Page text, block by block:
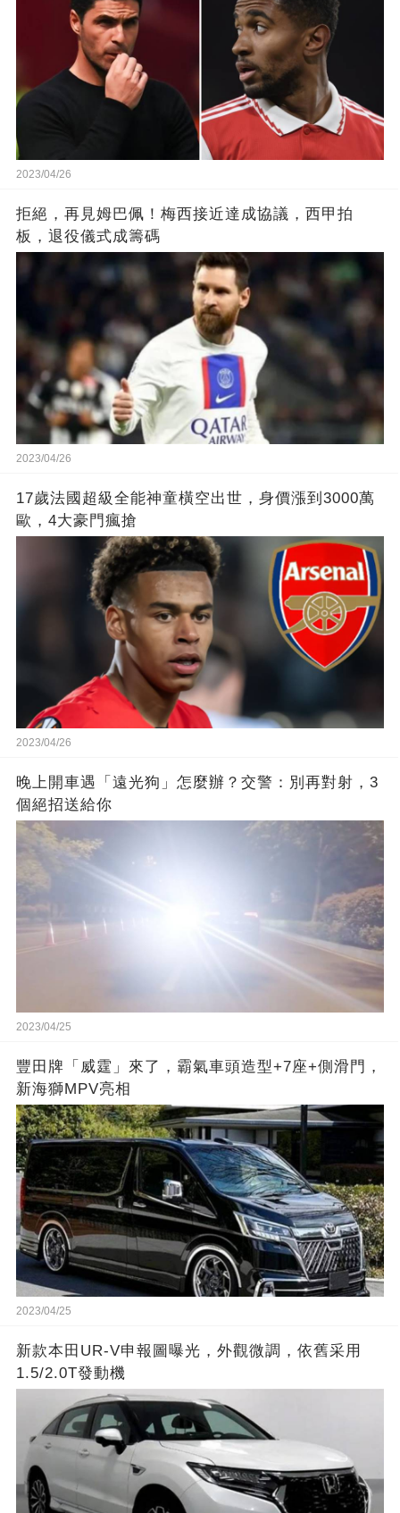
2023/04/26
拒絕，再見姆巴佩！梅西接近達成協議，西甲拍
板，退役儀式成籌碼
2023/04/26
17歲法國超級全能神童橫空出世，身價漲到3000萬
歐，4大豪門瘋搶
2023/04/26
晚上開車遇「遠光狗」怎麼辦？交警：別再對射，3
個絕招送給你
2023/04/25
豐田牌「威霆」來了，霸氣車頭造型+7座+側滑門，
新海獅MPV亮相
2023/04/25
新款本田UR-V申報圖曝光，外觀微調，依舊采用
1.5/2.0T發動機